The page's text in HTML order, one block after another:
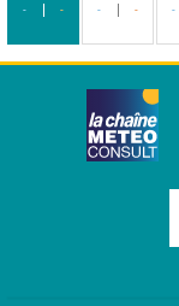
- - - - -